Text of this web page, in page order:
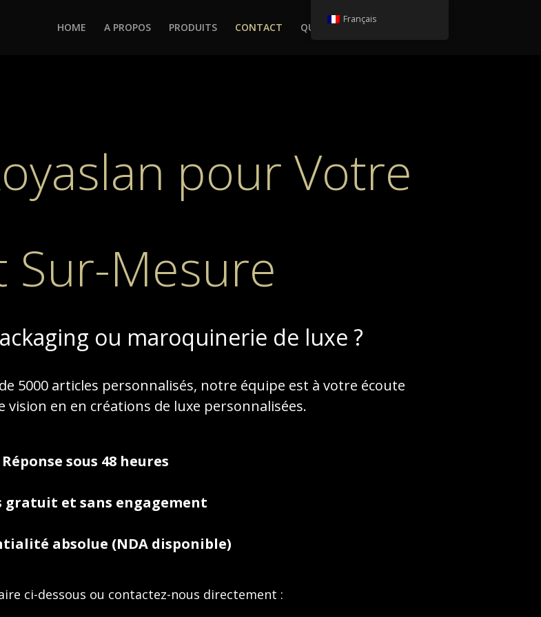
HOME A PROPOS PRODUITS CONTACT QUESTIONS FRÉQUENTES
pour Votre
Sur-Mesure
ou maroquinerie de luxe ?
5000 articles personnalisés, notre équipe est à votre écoute
en en créations de luxe personnalisées.
sous 48 heures
gratuit et sans engagement
absolue (NDA disponible)
ci-dessous ou contactez-nous directement :
Français